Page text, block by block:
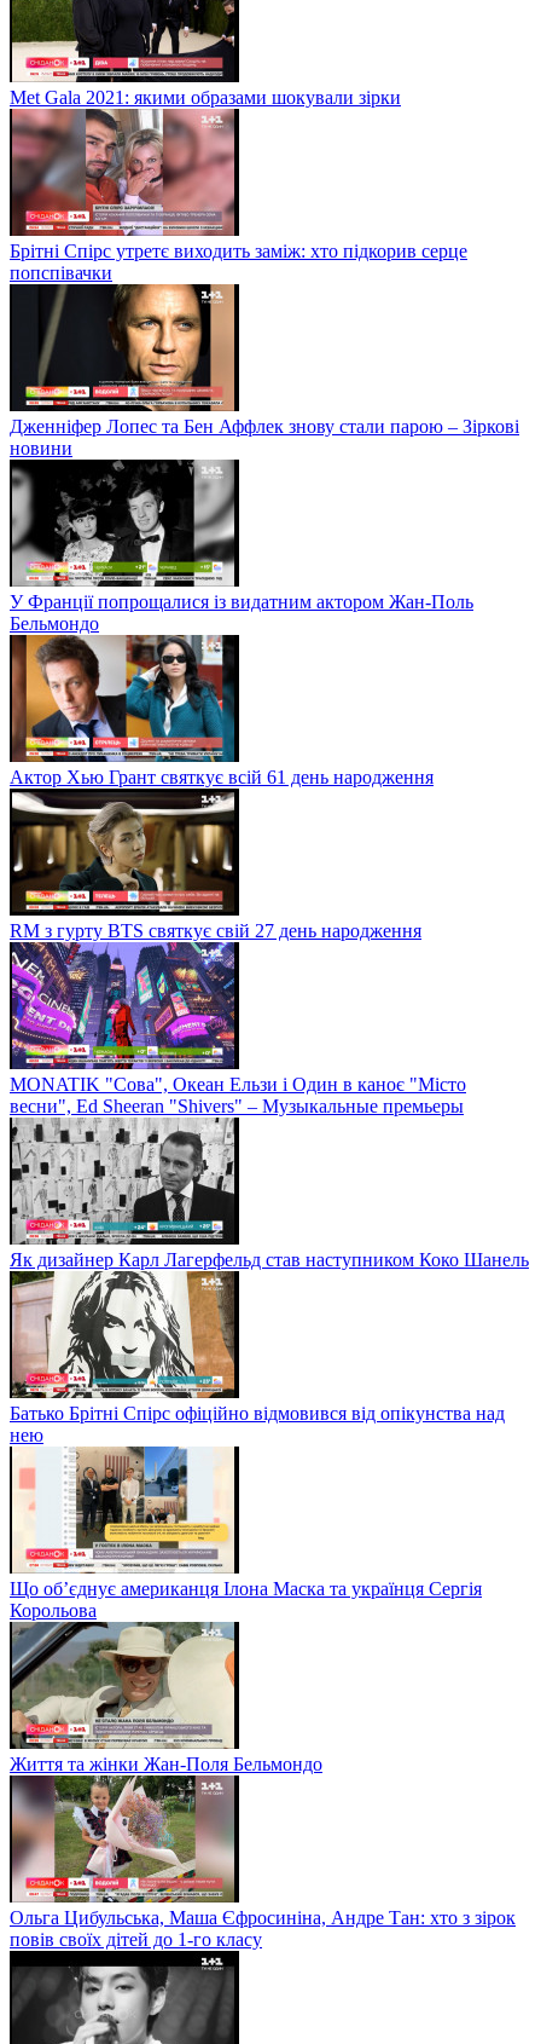
Met Gala 2021: якими образами шокували зірки
Брітні Спірс утретє виходить заміж: хто підкорив серце
попспівачки
Дженніфер Лопес та Бен Аффлек знову стали парою – Зіркові
новини
У Франції попрощалися із видатним актором Жан-Поль
Бельмондо
Актор Хью Грант святкує всій 61 день народження
RM з гурту BTS святкує свій 27 день народження
MONATIK "Сова", Океан Ельзи і Один в каноє "Місто
весни", Ed Sheeran "Shivers" – Музыкальные премьеры
Як дизайнер Карл Лагерфельд став наступником Коко Шанель
Батько Брітні Спірс офіційно відмовився від опікунства над
нею
Що об’єднує американця Ілона Маска та українця Сергія
Корольова
Життя та жінки Жан-Поля Бельмондо
Ольга Цибульська, Маша Єфросиніна, Андре Тан: хто з зірок
повів своїх дітей до 1-го класу